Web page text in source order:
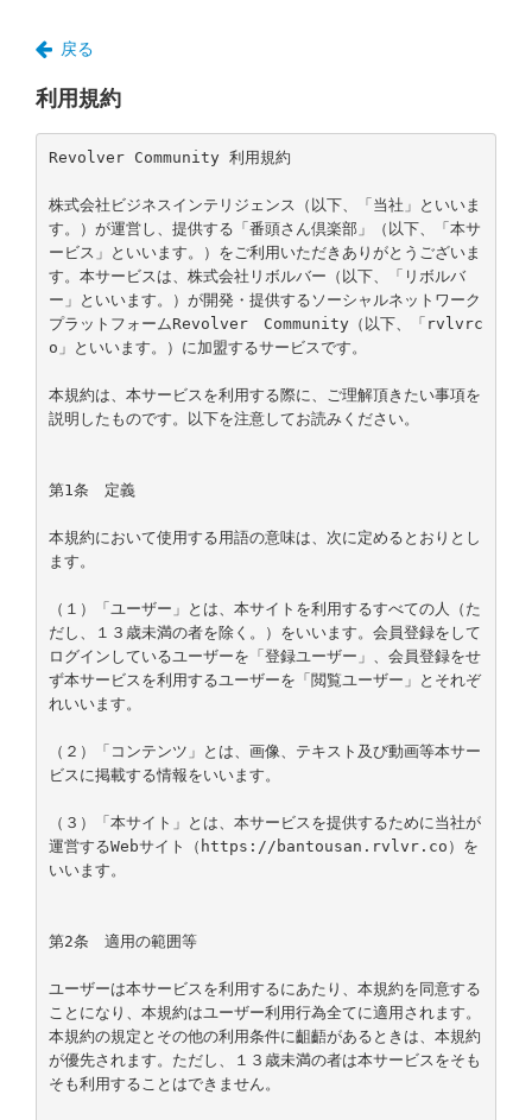
戻る
利用規約
Revolver Community 利用規約
株式会社ビジネスインテリジェンス（以下、「当社」といいま
す。）が運営し、提供する「番頭さん倶楽部」（以下、「本サ
ービス」といいます。）をご利用いただきありがとうございま
す。本サービスは、株式会社リボルバー（以下、「リボルバ
ー」といいます。）が開発・提供するソーシャルネットワーク
プラットフォームRevolver　Community（以下、「rvlvrc
o」といいます。）に加盟するサービスです。
本規約は、本サービスを利用する際に、ご理解頂きたい事項を
説明したものです。以下を注意してお読みください。
第1条　定義
本規約において使用する用語の意味は、次に定めるとおりとし
ます。
（１）「ユーザー」とは、本サイトを利用するすべての人（た
だし、１３歳未満の者を除く。）をいいます。会員登録をして
ログインしているユーザーを「登録ユーザー」、会員登録をせ
ず本サービスを利用するユーザーを「閲覧ユーザー」とそれぞ
れいいます。
（２）「コンテンツ」とは、画像、テキスト及び動画等本サー
ビスに掲載する情報をいいます。
（３）「本サイト」とは、本サービスを提供するために当社が
運営するWebサイト（https://bantousan.rvlvr.co）を
いいます。
第2条　適用の範囲等
ユーザーは本サービスを利用するにあたり、本規約を同意する
ことになり、本規約はユーザー利用行為全てに適用されます。
本規約の規定とその他の利用条件に齟齬があるときは、本規約
が優先されます。ただし、１３歳未満の者は本サービスをそも
そも利用することはできません。